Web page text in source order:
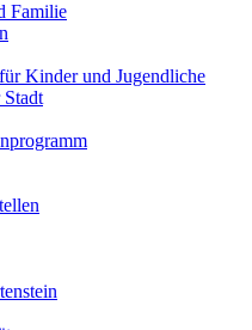
Familie
Kinder und Jugendliche
Stadt